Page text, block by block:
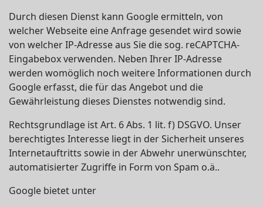
Durch diesen Dienst kann Google ermitteln, von
welcher Webseite eine Anfrage gesendet wird sowie
von welcher IP-Adresse aus Sie die sog. reCAPTCHA-
Eingabebox verwenden. Neben Ihrer IP-Adresse
werden womöglich noch weitere Informationen durch
Google erfasst, die für das Angebot und die
Gewährleistung dieses Dienstes notwendig sind.
Rechtsgrundlage ist Art. 6 Abs. 1 lit. f) DSGVO. Unser
berechtigtes Interesse liegt in der Sicherheit unseres
Internetauftritts sowie in der Abwehr unerwünschter,
automatisierter Zugriffe in Form von Spam o.ä..
Google bietet unter